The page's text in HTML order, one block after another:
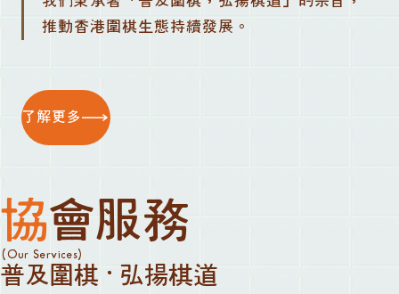
推動香港圍棋生態持續發展。
了解更多
協會服務
(Our Services)
普及圍棋 · 弘揚棋道